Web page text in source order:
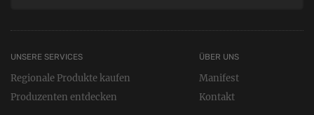
UNSERE SERVICES
Regionale Produkte kaufen
Produzenten entdecken
ÜBER UNS
Manifest
Kontakt